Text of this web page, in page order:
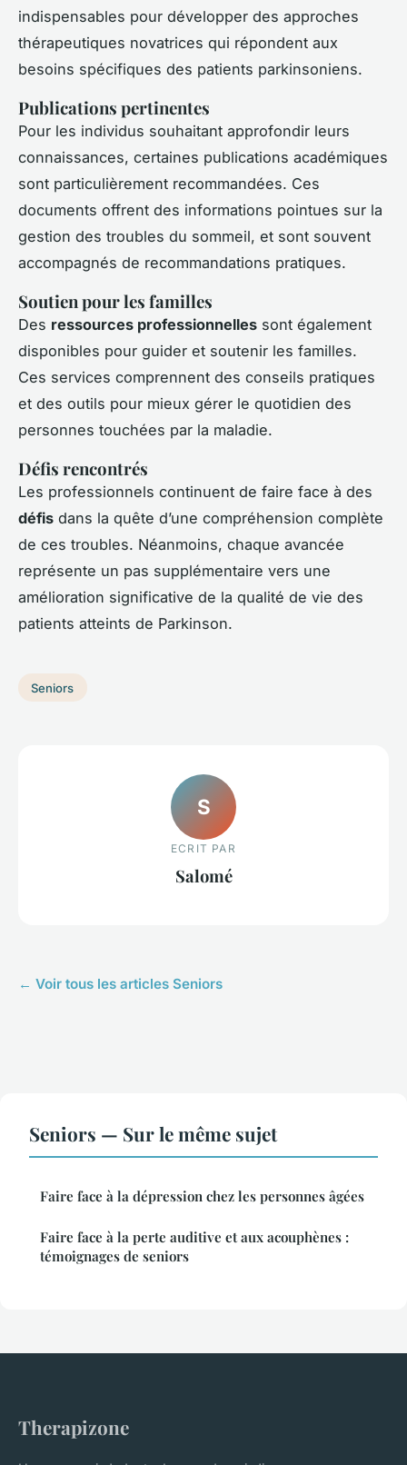
indispensables pour développer des approches
thérapeutiques novatrices qui répondent aux
besoins spécifiques des patients parkinsoniens.
Publications pertinentes
Pour les individus souhaitant approfondir leurs
connaissances, certaines publications académiques
sont particulièrement recommandées. Ces
documents offrent des informations pointues sur la
gestion des troubles du sommeil, et sont souvent
accompagnés de recommandations pratiques.
Soutien pour les familles
Des ressources professionnelles sont également
disponibles pour guider et soutenir les familles.
Ces services comprennent des conseils pratiques
et des outils pour mieux gérer le quotidien des
personnes touchées par la maladie.
Défis rencontrés
Les professionnels continuent de faire face à des
défis dans la quête d’une compréhension complète
de ces troubles. Néanmoins, chaque avancée
représente un pas supplémentaire vers une
amélioration significative de la qualité de vie des
patients atteints de Parkinson.
Seniors
S
ECRIT PAR
Salomé
← Voir tous les articles Seniors
Seniors — Sur le même sujet
Faire face à la dépression chez les personnes âgées
Faire face à la perte auditive et aux acouphènes :
témoignages de seniors
Therapizone